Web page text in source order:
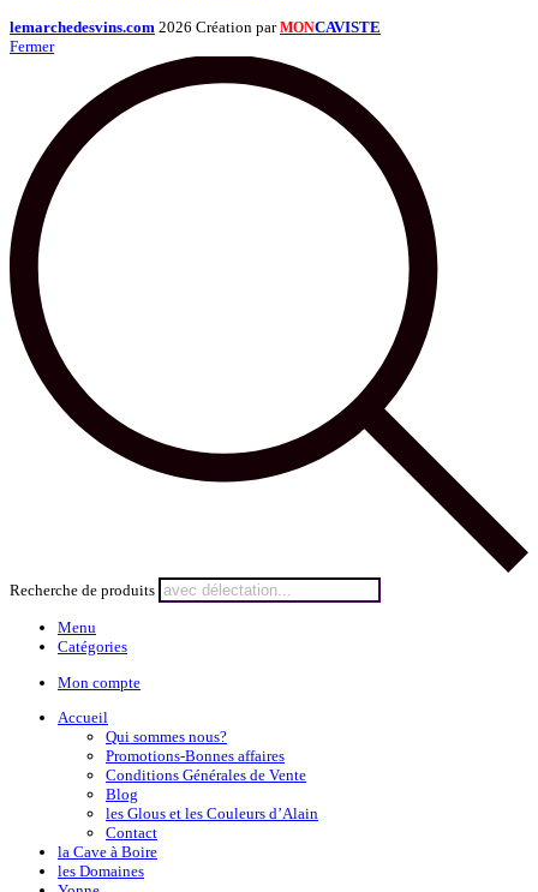
lemarchedesvins.com 2026 Création parMONCAVISTE
Fermer
Recherche de produits
Menu
Catégories
Mon compte
Accueil
Qui sommes nous?
Promotions-Bonnes affaires
Conditions Générales de Vente
Blog
les Glous et les Couleurs d’Alain
Contact
la Cave à Boire
les Domaines